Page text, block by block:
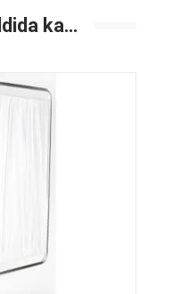
ka…